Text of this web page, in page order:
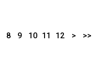
8 9 10 11 12 > >>